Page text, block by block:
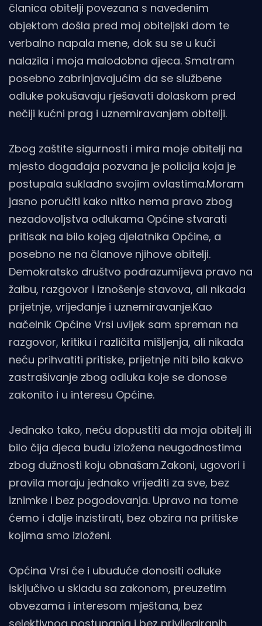
članica obitelji povezana s navedenim
objektom došla pred moj obiteljski dom te
verbalno napala mene, dok su se u kući
nalazila i moja malodobna djeca. Smatram
posebno zabrinjavajućim da se službene
odluke pokušavaju rješavati dolaskom pred
nečiji kućni prag i uznemiravanjem obitelji.
Zbog zaštite sigurnosti i mira moje obitelji na
mjesto događaja pozvana je policija koja je
postupala sukladno svojim ovlastima.Moram
jasno poručiti kako nitko nema pravo zbog
nezadovoljstva odlukama Općine stvarati
pritisak na bilo kojeg djelatnika Općine, a
posebno ne na članove njihove obitelji.
Demokratsko društvo podrazumijeva pravo na
žalbu, razgovor i iznošenje stavova, ali nikada
prijetnje, vrijeđanje i uznemiravanje.Kao
načelnik Općine Vrsi uvijek sam spreman na
razgovor, kritiku i različita mišljenja, ali nikada
neću prihvatiti pritiske, prijetnje niti bilo kakvo
zastrašivanje zbog odluka koje se donose
zakonito i u interesu Općine.
Jednako tako, neću dopustiti da moja obitelj ili
bilo čija djeca budu izložena neugodnostima
zbog dužnosti koju obnašam.Zakoni, ugovori i
pravila moraju jednako vrijediti za sve, bez
iznimke i bez pogodovanja. Upravo na tome
ćemo i dalje inzistirati, bez obzira na pritiske
kojima smo izloženi.
Općina Vrsi će i ubuduće donositi odluke
isključivo u skladu sa zakonom, preuzetim
obvezama i interesom mještana, bez